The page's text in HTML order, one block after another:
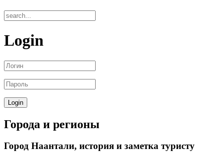
Login
Города и регионы
Город Наантали, история и заметка туристу